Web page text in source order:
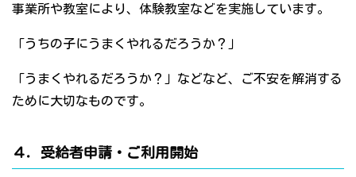
事業所や教室により、体験教室などを実施しています。
「うちの子にうまくやれるだろうか？」
「うまくやれるだろうか？」などなど、ご不安を解消する
ために大切なものです。
４．受給者申請・ご利用開始